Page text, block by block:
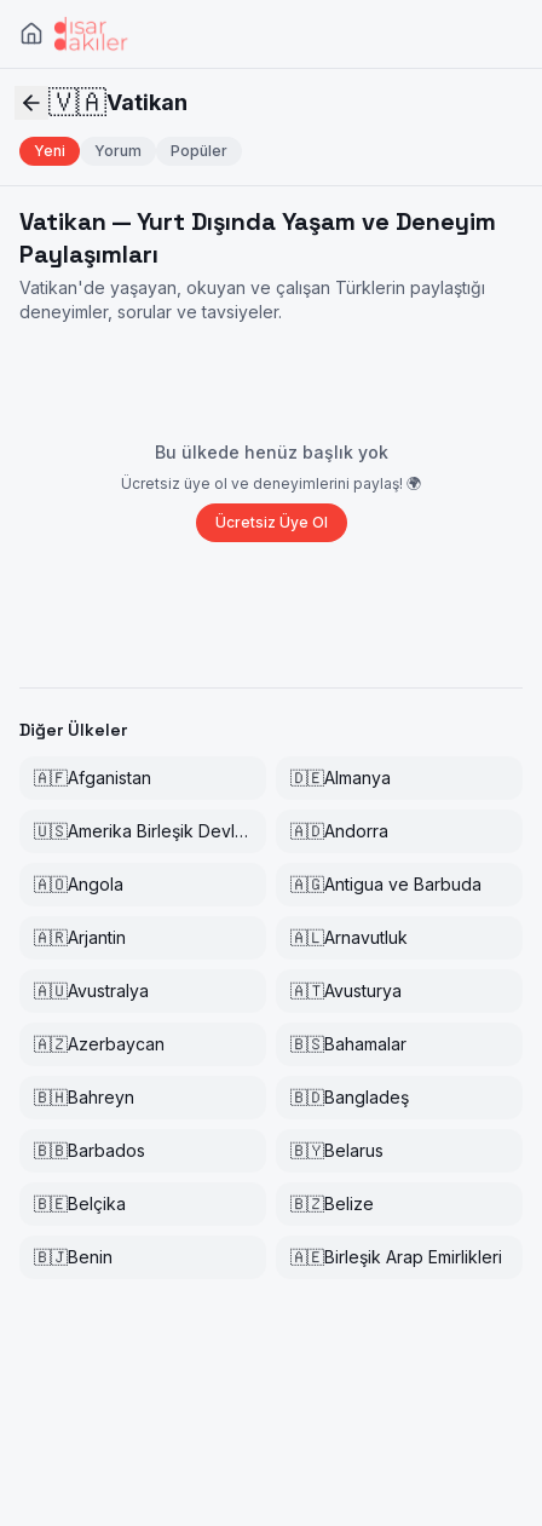
🇻🇦Vatikan
Yeni Yorum Popüler
Vatikan — Yurt Dışında Yaşam ve Deneyim
Paylaşımları
Vatikan'de yaşayan, okuyan ve çalışan Türklerin paylaştığı
deneyimler, sorular ve tavsiyeler.
Bu ülkede henüz başlık yok
Ücretsiz üye ol ve deneyimlerini paylaş! 🌍
Ücretsiz Üye Ol
Diğer Ülkeler
🇦🇫Afganistan 🇩🇪Almanya
🇺🇸 Amerika Birleşik Devletleri 🇦🇩Andorra
🇦🇴Angola 🇦🇬Antigua ve Barbuda
🇦🇷Arjantin 🇦🇱Arnavutluk
🇦🇺Avustralya 🇦🇹Avusturya
🇦🇿Azerbaycan 🇧🇸Bahamalar
🇧🇭Bahreyn 🇧🇩Bangladeş
🇧🇧Barbados 🇧🇾Belarus
🇧🇪Belçika 🇧🇿Belize
🇧🇯Benin 🇦🇪Birleşik Arap Emirlikleri